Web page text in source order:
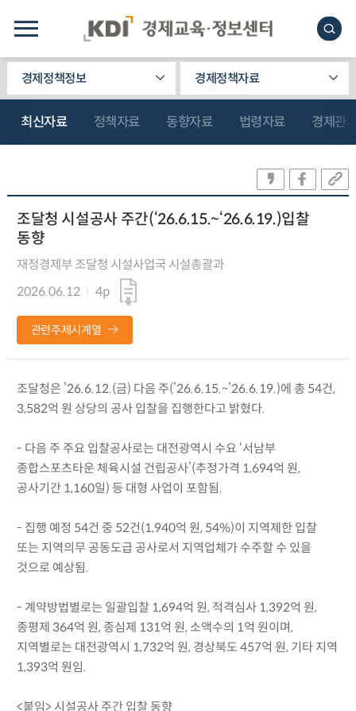
경제정책정보 경제정책자료
최신자료 정책자료 동향자료 법령자료 경제관
조달청 시설공사 주간(‘26.6.15.~‘26.6.19.)입찰
동향
재정경제부 조달청 시설사업국 시설총괄과
2026.06.12
4p
관련주제시계열
조달청은 ’26.6.12.(금) 다음 주(’26.6.15.~’26.6.19.)에 총 54건,
3,582억 원 상당의 공사 입찰을 집행한다고 밝혔다.
- 다음 주 주요 입찰공사로는 대전광역시 수요 ‘서남부
종합스포츠타운 체육시설 건립공사’(추정가격 1,694억 원,
공사기간 1,160일) 등 대형 사업이 포함됨.
- 집행 예정 54건 중 52건(1,940억 원, 54%)이 지역제한 입찰
또는 지역의무 공동도급 공사로서 지역업체가 수주할 수 있을
것으로 예상됨.
- 계약방법별로는 일괄입찰 1,694억 원, 적격심사 1,392억 원,
종평제 364억 원, 종심제 131억 원, 소액수의 1억 원이며,
지역별로는 대전광역시 1,732억 원, 경상북도 457억 원, 기타 지역
1,393억 원임.
<붙임> 시설공사 주간 입찰 동향